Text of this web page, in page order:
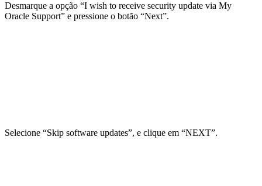
Desmarque a opção “I wish to receive security update via My
Oracle Support” e pressione o botão “Next”.
Selecione “Skip software updates”, e clique em “NEXT”.